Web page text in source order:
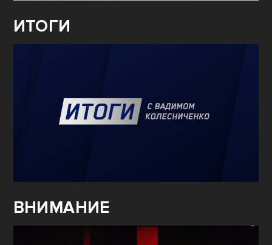
ИТОГИ
ВНИМАНИЕ